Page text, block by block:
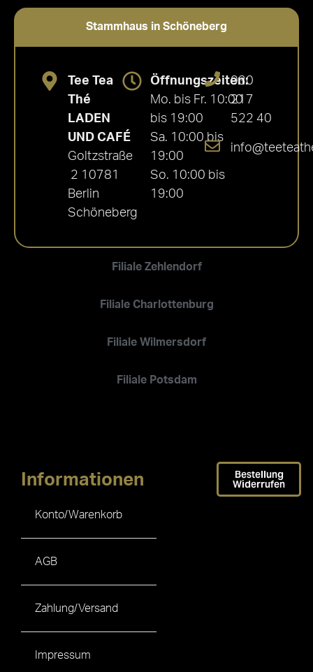
Stammhaus in Schöneberg
Filiale Zehlendorf
Filiale Charlottenburg
Filiale Wilmersdorf
Filiale Potsdam
Tee Tea
Thé
LADEN
UND CAFÉ
Goltzstraße
2 10781
Berlin
Schöneberg
Öffnungszeiten:
Mo. bis Fr. 10:00
bis 19:00
Sa. 10:00 bis
19:00
So. 10:00 bis
19:00
030
217
522 40
Informationen
Konto/Warenkorb
AGB
Zahlung/Versand
Impressum
Bestellung
Widerrufen